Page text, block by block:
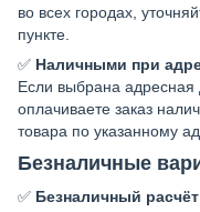
во всех городах,
пункте.
✅ Наличными при
Если выбрана адресная
оплачиваете заказ
товара по указанному
Безналичные
✅ Безналичный